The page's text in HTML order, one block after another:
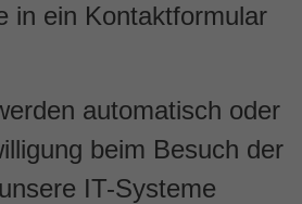
in ein Kontaktformular
automatisch oder
beim Besuch der
IT-Systeme